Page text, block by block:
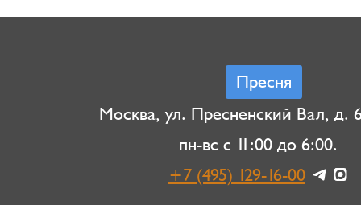
Пресня
Москва, ул. Пресненский Вал, д.
пн-вс с 11:00 до 6:00.
+7 (495) 129-16-00